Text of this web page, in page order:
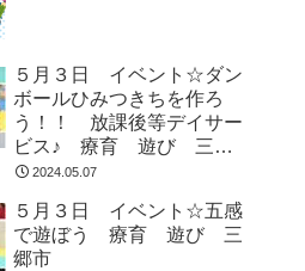
５月３日 イベント☆ダン
ボールひみつきちを作ろ
う！！ 放課後等デイサー
ビス♪ 療育 遊び 三郷
市 2024.05.07
５月３日 イベント☆五感
で遊ぼう 療育 遊び 三
郷市